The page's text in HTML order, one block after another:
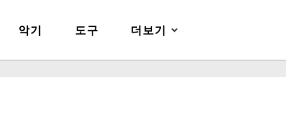
악기 도구 더보기